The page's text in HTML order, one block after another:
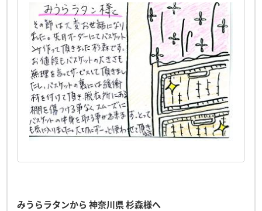
みうらラタンから 神奈川県 杉森様へ